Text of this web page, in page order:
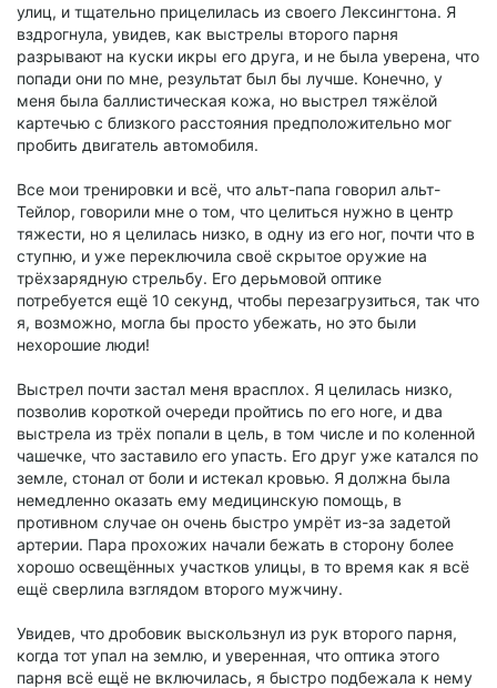
улиц, и тщательно прицелилась из своего Лексингтона. Я
вздрогнула, увидев, как выстрелы второго парня
разрывают на куски икры его друга, и не была уверена, что
попади они по мне, результат был бы лучше. Конечно, у
меня была баллистическая кожа, но выстрел тяжёлой
картечью с близкого расстояния предположительно мог
пробить двигатель автомобиля.
Все мои тренировки и всё, что альт-папа говорил альт-
Тейлор, говорили мне о том, что целиться нужно в центр
тяжести, но я целилась низко, в одну из его ног, почти что в
ступню, и уже переключила своё скрытое оружие на
трёхзарядную стрельбу. Его дерьмовой оптике
потребуется ещё 10 секунд, чтобы перезагрузиться, так что
я, возможно, могла бы просто убежать, но это были
нехорошие люди!
Выстрел почти застал меня врасплох. Я целилась низко,
позволив короткой очереди пройтись по его ноге, и два
выстрела из трёх попали в цель, в том числе и по коленной
чашечке, что заставило его упасть. Его друг уже катался по
земле, стонал от боли и истекал кровью. Я должна была
немедленно оказать ему медицинскую помощь, в
противном случае он очень быстро умрёт из-за задетой
артерии. Пара прохожих начали бежать в сторону более
хорошо освещённых участков улицы, в то время как я всё
ещё сверлила взглядом второго мужчину.
Увидев, что дробовик выскользнул из рук второго парня,
когда тот упал на землю, и уверенная, что оптика этого
парня всё ещё не включилась, я быстро подбежала к нему